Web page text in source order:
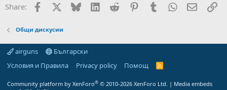
s
Share: Facebook Bluesky LinkedInReddit PinterestTumblrWhatsApp
Email
Общи дискусии
airguns
Български
Условия и Правила
Privacy policy Помощ
R
Community platform by XenForo® © 2010-2026 XenForo Ltd. | Media embeds